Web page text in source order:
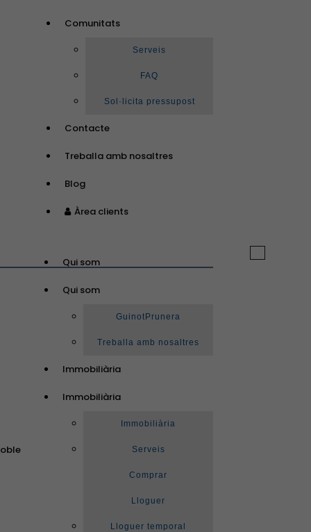
Comunitats
Serveis
FAQ
Sol·licita pressupost
Contacte
Treballa amb nosaltres
Blog
Àrea clients
Toggle
Qui som
Qui som
GuinotPrunera
Treballa amb nosaltres
Immobiliària
Immobiliària
Immobiliària
Serveis
Comprar
Lloguer
Lloguer temporal